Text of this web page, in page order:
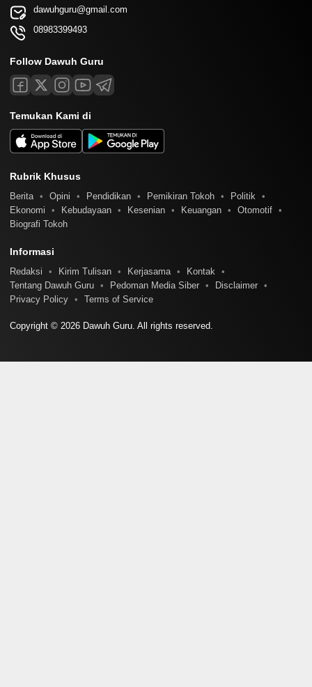
dawuhguru@gmail.com
08983399493
Follow Dawuh Guru
Temukan Kami di
Rubrik Khusus
Berita Opini Pendidikan Pemikiran Tokoh
Politik
Ekonomi
Kebudayaan Kesenian Keuangan
Otomotif
Biografi Tokoh
Informasi
Redaksi Kirim Tulisan Kerjasama
Kontak
Tentang Dawuh Guru
Pedoman Media Siber
Disclaimer
Privacy Policy
Terms of Service
Copyright © 2026 Dawuh Guru. All rights reserved.